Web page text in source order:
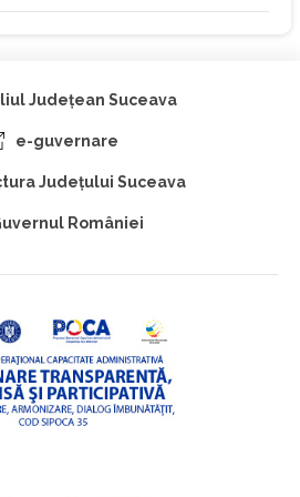
Judeţean Suceava
e-guvernare
Judeţului Suceava
României